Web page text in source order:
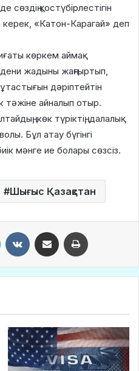
сөздің қостүбірлестігін
«Катон-Карагай» деп
көркем аймақ
жадыны жаңғыртып,
дәріптейтін
тәжіне айналып отыр.
көк түріктің, далалық
Бұл атау бүгінгі
мәнге ие болары сөзсіз.
Шығыс Қазақстан